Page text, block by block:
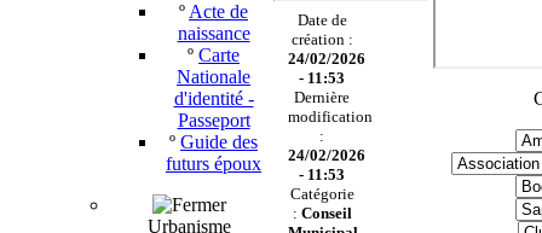
º Acte de
naissance
º Carte
Nationale
d'identité -
Passeport
º Guide des
futurs époux
Urbanisme
Date de
création :
24/02/2026
- 11:53
Dernière
modification
:
24/02/2026
- 11:53
Catégorie
: Conseil